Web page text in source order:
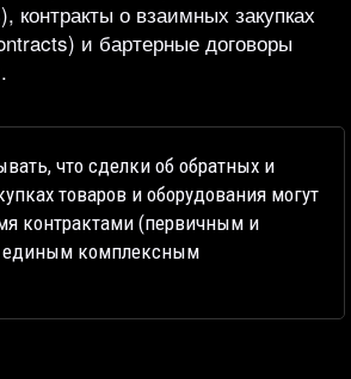
контракты о взаимных закупках
и бартерные договоры
что сделки об обратных и
товаров и оборудования могут
контрактами (первичным и
единым комплексным